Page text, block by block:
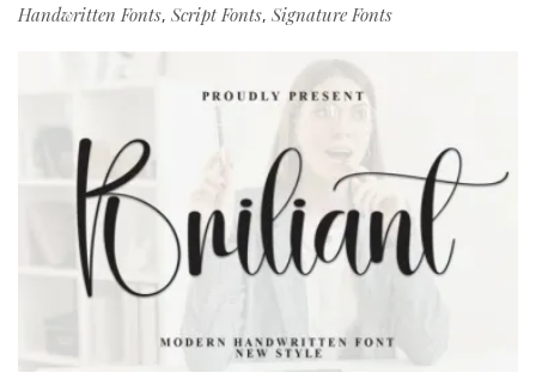
Handwritten Fonts, Script Fonts, Signature Fonts